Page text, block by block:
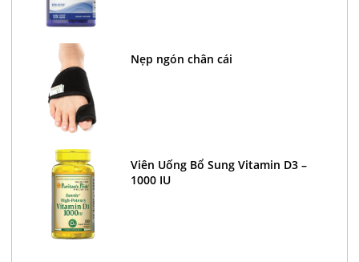
Nẹp ngón chân cái
Viên Uống Bổ Sung Vitamin D3 –
1000 IU